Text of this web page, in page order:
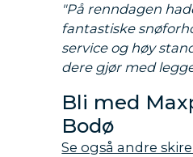
"På renndagen
fantastiske
service og høy
dere gjør med
Bli med
Bodø
Se også andre